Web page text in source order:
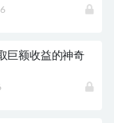
巨额收益的神奇